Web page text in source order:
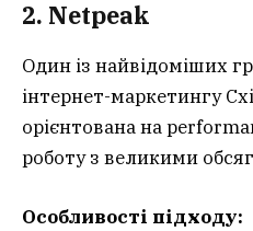
2. Netpeak
Один із найвідоміших
інтернет-маркетингу
орієнтована на
роботу з великими
Особливості підходу: